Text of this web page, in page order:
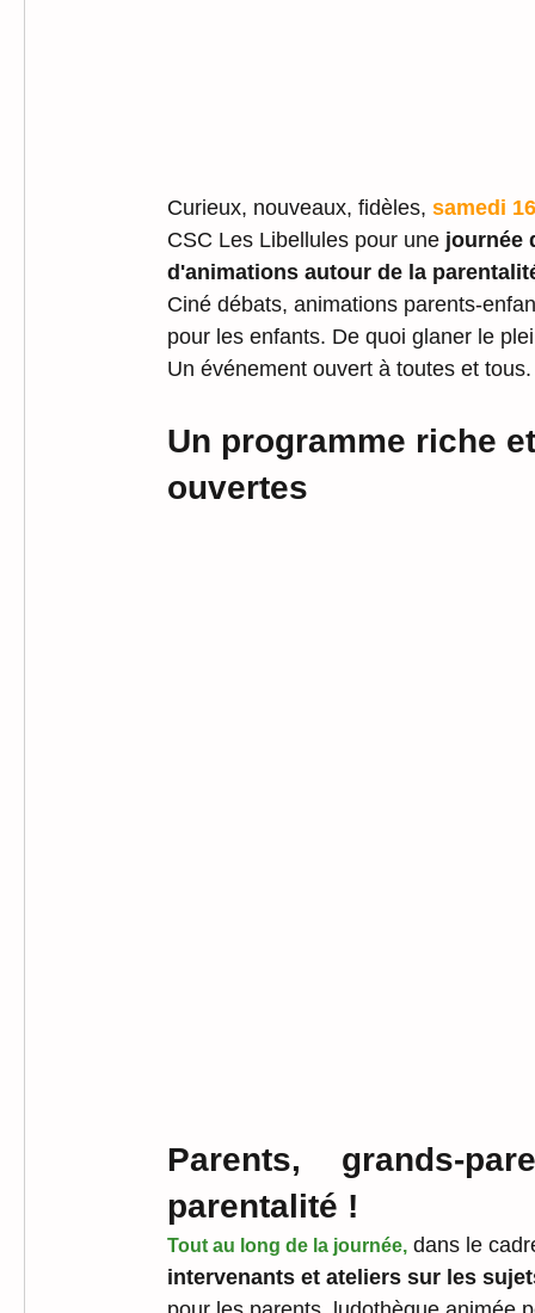
Curieux, nouveaux, fidèles, samedi
CSC Les Libellules pour une journée
d'animations autour de la
Ciné débats, animations parents-
pour les enfants. De quoi glaner le
Un événement ouvert à toutes et tous.
Un programme riche
ouvertes
Parents, grands-
parentalité !
Tout au long de la journée, dans le
intervenants et ateliers sur les